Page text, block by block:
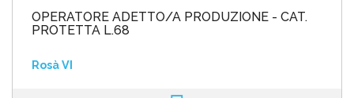
OPERATORE ADETTO/A PRODUZIONE - CAT.
PROTETTA L.68
Rosà VI